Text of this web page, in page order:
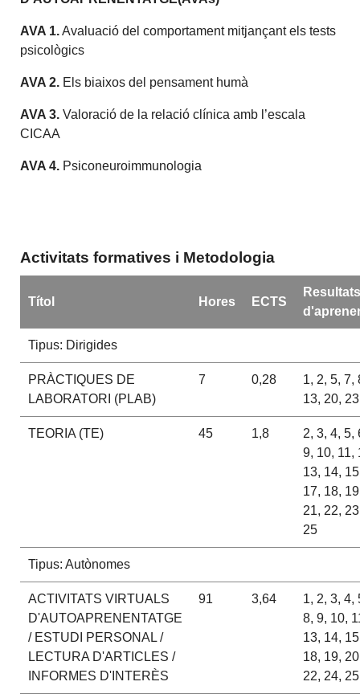
AVA 1.Avaluació del comportament mitjançant els tests
psicològics
AVA 2. Els biaixos del pensament humà
AVA 3. Valoració de la relació clínica amb l’escala
CICAA
AVA 4. Psiconeuroimmunologia
Activitats formatives i Metodologia
Títol Hores ECTS
Resultats
Tipus: Dirigides
PRÀCTIQUES DE
LABORATORI (PLAB)
7 0,28
1, 2, 5, 7,
13, 20, 23
TEORIA (TE) 45 1,8
2, 3, 4, 5,
9, 10, 11,
13, 14,
17, 18,
21, 22,
25
Tipus: Autònomes
ACTIVITATS VIRTUALS
D'AUTOAPRENENTATGE
/ ESTUDI PERSONAL /
LECTURA D'ARTICLES /
INFORMES D'INTERÈS
91 3,64
1, 2, 3, 4,
8, 9, 10,
13, 14,
18, 19,
22, 24, 25